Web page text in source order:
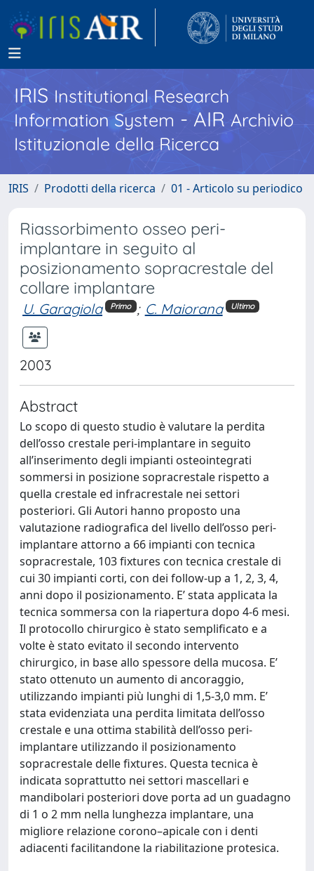
IRISInstitutional Research
Information System - AIR Archivio
Istituzionale della Ricerca
IRIS Prodotti della ricerca 01 - Articolo su periodico
Riassorbimento osseo peri-
implantare in seguito al
posizionamento sopracrestale del
collare implantare
U. Garagiola Primo ; C. Maiorana Ultimo
2003
Abstract
Lo scopo di questo studio è valutare la perdita
dell’osso crestale peri-implantare in seguito
all’inserimento degli impianti osteointegrati
sommersi in posizione sopracrestale rispetto a
quella crestale ed infracrestale nei settori
posteriori. Gli Autori hanno proposto una
valutazione radiografica del livello dell’osso peri-
implantare attorno a 66 impianti con tecnica
sopracrestale, 103 fixtures con tecnica crestale di
cui 30 impianti corti, con dei follow-up a 1, 2, 3, 4,
anni dopo il posizionamento. E’ stata applicata la
tecnica sommersa con la riapertura dopo 4-6 mesi.
Il protocollo chirurgico è stato semplificato e a
volte è stato evitato il secondo intervento
chirurgico, in base allo spessore della mucosa. E’
stato ottenuto un aumento di ancoraggio,
utilizzando impianti più lunghi di 1,5-3,0 mm. E’
stata evidenziata una perdita limitata dell’osso
crestale e una ottima stabilità dell’osso peri-
implantare utilizzando il posizionamento
sopracrestale delle fixtures. Questa tecnica è
indicata soprattutto nei settori mascellari e
mandibolari posteriori dove porta ad un guadagno
di 1 o 2 mm nella lunghezza implantare, una
migliore relazione corono–apicale con i denti
adiacenti facilitandone la riabilitazione protesica.